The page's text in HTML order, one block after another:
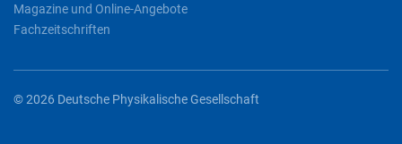
Magazine und Online-Angebote
Fachzeitschriften
© 2026 Deutsche Physikalische Gesellschaft